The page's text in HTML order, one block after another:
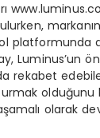
platformunda
Luminus’un
rekabet
olduğunu
olarak